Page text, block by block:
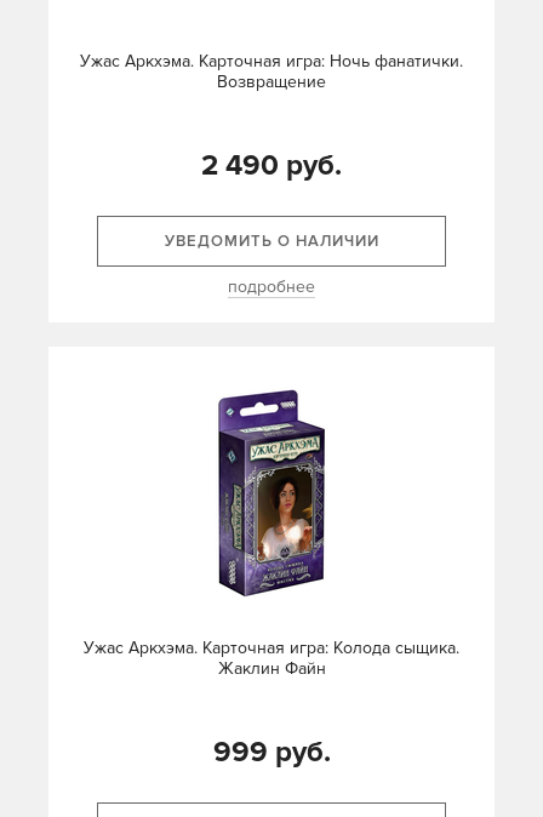
Ужас Аркхэма. Карточная игра: Ночь фанатички.
Возвращение
2 490 руб.
УВЕДОМИТЬ О НАЛИЧИИ
подробнее
Ужас Аркхэма. Карточная игра: Колода сыщика.
Жаклин Файн
999 руб.